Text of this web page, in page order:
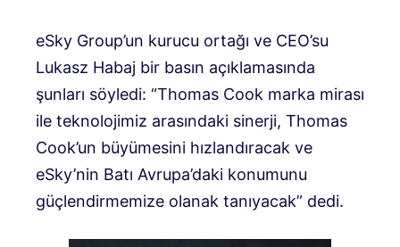
eSky Group’un kurucu ortağı ve CEO’su
Lukasz Habaj bir basın açıklamasında
şunları söyledi: “Thomas Cook marka mirası
ile teknolojimiz arasındaki sinerji, Thomas
Cook’un büyümesini hızlandıracak ve
eSky’nin Batı Avrupa’daki konumunu
güçlendirmemize olanak tanıyacak” dedi.